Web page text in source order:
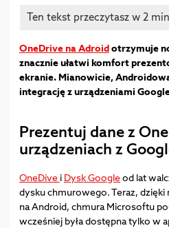
OneDrive na Adroidotrzymuje
znacznie ułatwi komfort
ekranie. Mianowicie,
integrację z urządzeniami
Prezentuj dane z
urządzeniach z
OneDive i Dysk Googleod lat
dysku chmurowego. Teraz, dzięki
na Android, chmura Microsoftu
wcześniej była dostępna tylko w